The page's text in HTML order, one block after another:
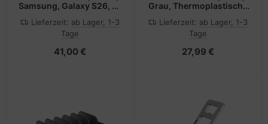
Samsung, Galaxy S26, 16
Lieferzeit: ab Lager, 1-3
Tage
41,00 €
Grau, Thermoplastische
Acrylnitril-Butadien-
Styrol (ABS), Sortiert,
Lieferzeit: ab Lager, 1-3
Tage
27,99 €